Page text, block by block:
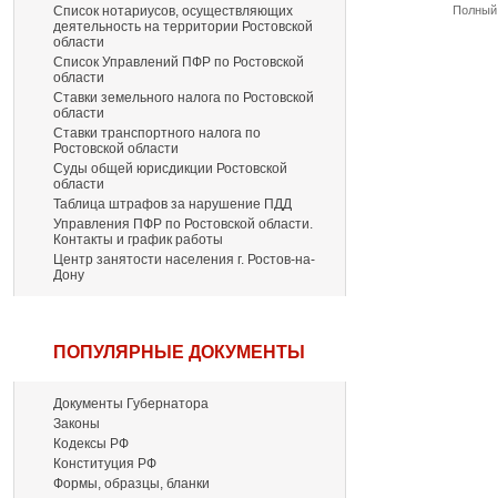
Список нотариусов, осуществляющих
деятельность на территории Ростовской
области
Список Управлений ПФР по Ростовской
области
Ставки земельного налога по Ростовской
области
Ставки транспортного налога по
Ростовской области
Суды общей юрисдикции Ростовской
области
Таблица штрафов за нарушение ПДД
Управления ПФР по Ростовской области.
Контакты и график работы
Центр занятости населения г. Ростов-на-
Дону
ПОПУЛЯРНЫЕ ДОКУМЕНТЫ
Документы Губернатора
Законы
Кодексы РФ
Конституция РФ
Формы, образцы, бланки